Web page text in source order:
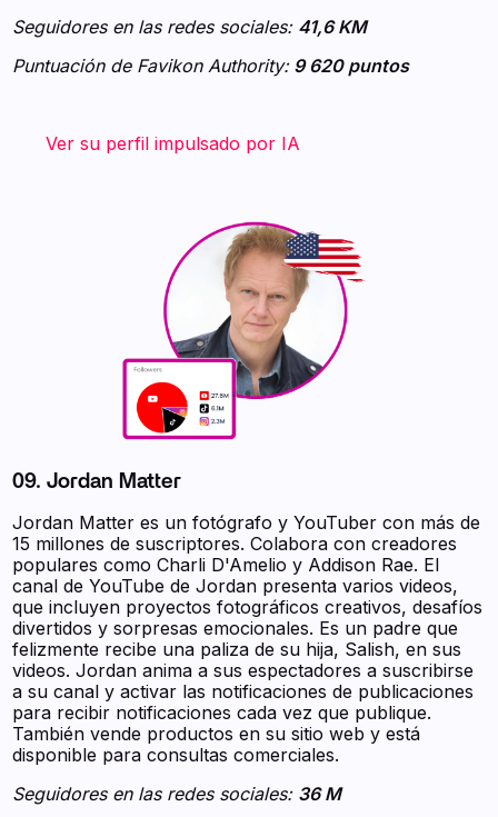
Seguidores en las redes sociales: 41,6 KM
Puntuación de Favikon Authority:9 620 puntos
‍ ‍ ‍ ‍ ‍ ‍ ‍Ver su perfil impulsado por IA
09. Jordan Matter
Jordan Matter es un fotógrafo y YouTuber con más de
15 millones de suscriptores. Colabora con creadores
populares como Charli D'Amelio y Addison Rae. El
canal de YouTube de Jordan presenta varios videos,
que incluyen proyectos fotográficos creativos, desafíos
divertidos y sorpresas emocionales. Es un padre que
felizmente recibe una paliza de su hija, Salish, en sus
videos. Jordan anima a sus espectadores a suscribirse
a su canal y activar las notificaciones de publicaciones
para recibir notificaciones cada vez que publique.
También vende productos en su sitio web y está
disponible para consultas comerciales.
Seguidores en las redes sociales: 36 M